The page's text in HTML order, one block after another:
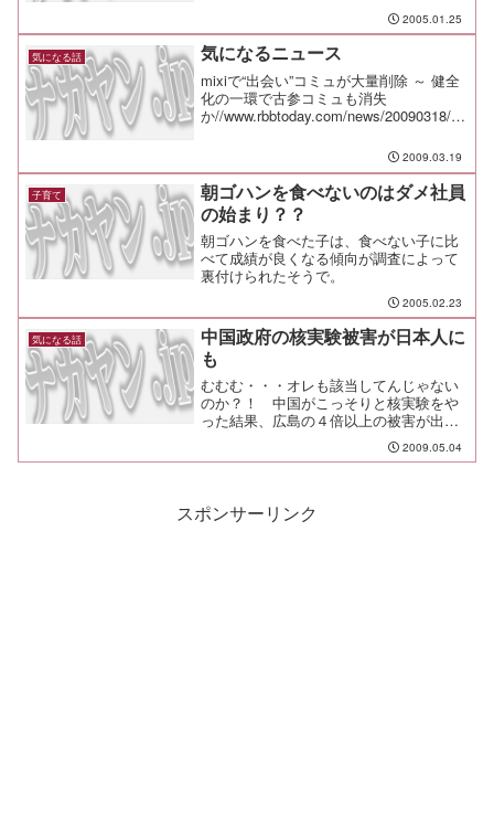
たところ大好評らしいです。自爆ボタン
(2月中旬以降お届け）自爆ボタンDX 通常
版（4月上旬以降お...
2005.01.25
気になる話 気になるニュース
mixiで“出会い”コミュが大量削除 ～ 健全
化の一環で古参コミュも消失
か//www.rbbtoday.com/news/20090318/58
由//internet.w...
2009.03.19
子育て
朝ゴハンを食べないのはダメ社員
の始まり？？
朝ゴハンを食べた子は、食べない子に比
べて成績が良くなる傾向が調査によって
裏付けられたそうで。
2005.02.23
気になる話
中国政府の核実験被害が日本人に
も
むむむ・・・オレも該当してんじゃない
のか？！ 中国がこっそりと核実験をや
った結果、広島の４倍以上の被害が出て
いて、少数民族のウイグル族が１２９万
人死にそうになっていたり、日本の旅行
2009.05.04
スポンサーリンク